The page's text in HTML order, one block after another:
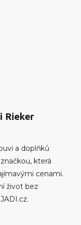
Rieker
a doplňků
která
cenami.
život bez